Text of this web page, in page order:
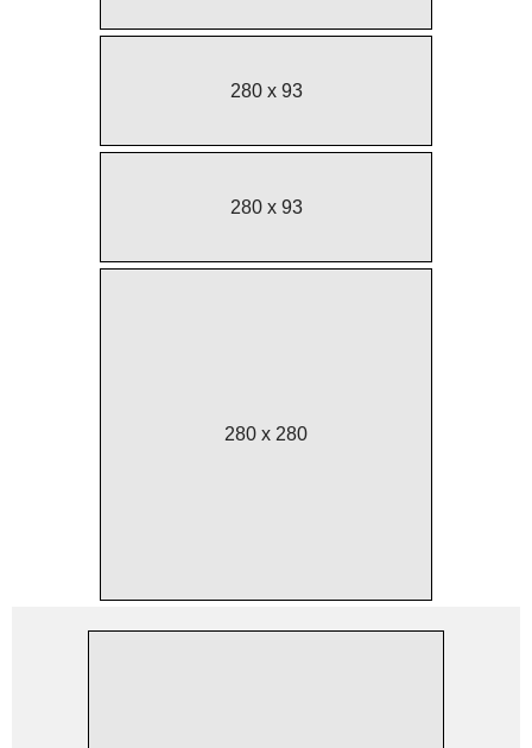
280 x 93
280 x 93
280 x 280